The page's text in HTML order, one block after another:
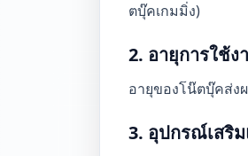
ตบุ๊คเกมมิ่ง)
2. อายุการใช้ง
อายุของโน๊ตบุ๊คส่ง
3. อุปกรณ์เสริ